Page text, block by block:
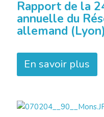
Rapport de la
annuelle du
allemand (Lyon)
En savoir plus